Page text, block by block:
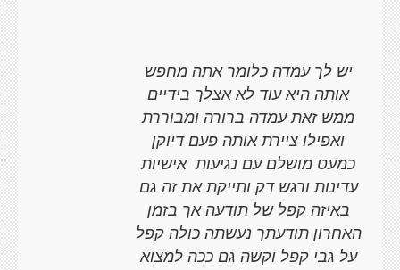
יש לך עמדה כלומר אתה מחפש
אותה היא עוד לא אצלך בידיים
ממש זאת עמדה ברורה ומבוררת
ואפילו ציירת אותה פעם דיוקן
כמעט מושלם עם נגיעות אישיות
עדינות ורגש דק ותייקת את זה גם
באיזה קפל של תודעה אך בזמן
האחרון תודעתך נעשתה כולה קפל
על גבי קפל וקשה גם ככה למצוא